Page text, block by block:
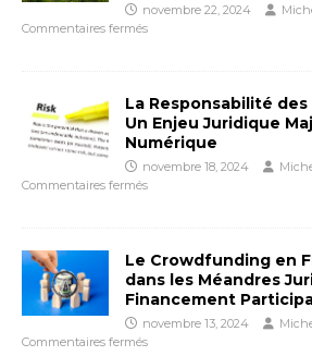
novembre 22, 2024
Commentaires fermés
La Responsabilité des
Un Enjeu Juridique
Numérique
novembre 18, 2024
Commentaires fermés
Le Crowdfunding en
dans les Méandres
Financement
novembre 13, 2024
Commentaires fermés